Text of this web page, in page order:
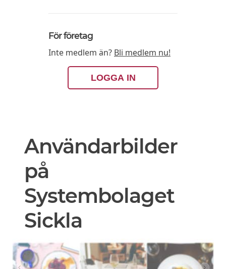
För företag
Inte medlem än? Bli medlem nu!
LOGGA IN
Användarbilder
på
Systembolaget
Sickla